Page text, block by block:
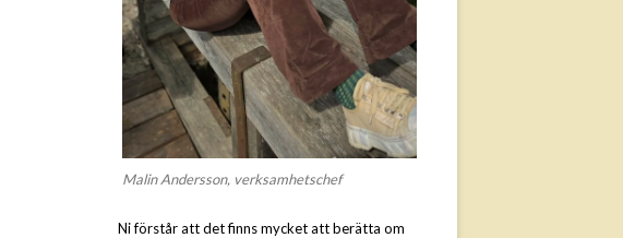
Malin Andersson, verksamhetschef
Ni förstår att det finns mycket att berätta om